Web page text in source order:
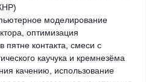
моделирование
оптимизация
пятне контакта, смеси с
каучука и кремнезёма
качению, использование